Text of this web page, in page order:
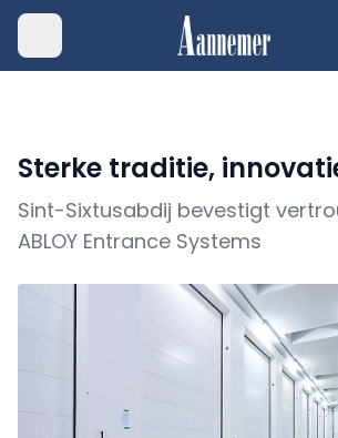
Sterke traditie,
Sint-Sixtusabdij bevestigt
ABLOY Entrance Systems